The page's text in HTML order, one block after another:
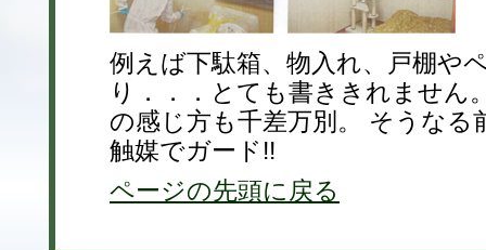
例えば下駄箱、物入れ、戸棚や
り．．．とても書ききれません
の感じ方も千差万別。 そうな
触媒でガード!!
ページの先頭に戻る